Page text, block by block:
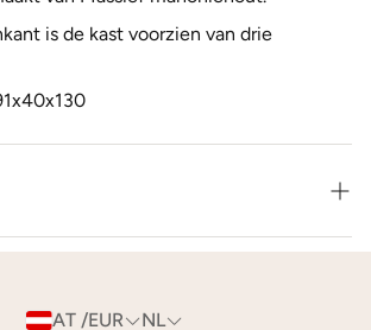
is de kast voorzien van drie
net niet zoals je het in gedachten
AT /EUR NL